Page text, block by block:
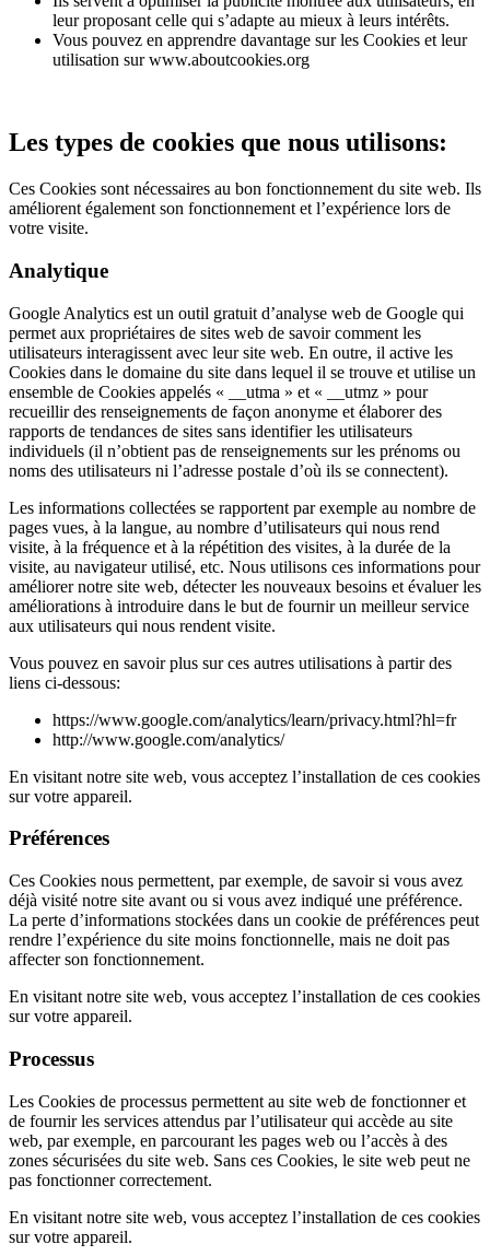
leur proposant celle qui s’adapte au mieux à leurs intérêts.
Vous pouvez en apprendre davantage sur les Cookies et leur
utilisation sur www.aboutcookies.org
Les types de cookies que nous utilisons:
Ces Cookies sont nécessaires au bon fonctionnement du site web. Ils
améliorent également son fonctionnement et l’expérience lors de
votre visite.
Analytique
Google Analytics est un outil gratuit d’analyse web de Google qui
permet aux propriétaires de sites web de savoir comment les
utilisateurs interagissent avec leur site web. En outre, il active les
Cookies dans le domaine du site dans lequel il se trouve et utilise un
ensemble de Cookies appelés « __utma » et « __utmz » pour
recueillir des renseignements de façon anonyme et élaborer des
rapports de tendances de sites sans identifier les utilisateurs
individuels (il n’obtient pas de renseignements sur les prénoms ou
noms des utilisateurs ni l’adresse postale d’où ils se connectent).
Les informations collectées se rapportent par exemple au nombre de
pages vues, à la langue, au nombre d’utilisateurs qui nous rend
visite, à la fréquence et à la répétition des visites, à la durée de la
visite, au navigateur utilisé, etc. Nous utilisons ces informations pour
améliorer notre site web, détecter les nouveaux besoins et évaluer les
améliorations à introduire dans le but de fournir un meilleur service
aux utilisateurs qui nous rendent visite.
Vous pouvez en savoir plus sur ces autres utilisations à partir des
liens ci-dessous:
https://www.google.com/analytics/learn/privacy.html?hl=fr
http://www.google.com/analytics/
En visitant notre site web, vous acceptez l’installation de ces cookies
sur votre appareil.
Préférences
Ces Cookies nous permettent, par exemple, de savoir si vous avez
déjà visité notre site avant ou si vous avez indiqué une préférence.
La perte d’informations stockées dans un cookie de préférences peut
rendre l’expérience du site moins fonctionnelle, mais ne doit pas
affecter son fonctionnement.
En visitant notre site web, vous acceptez l’installation de ces cookies
sur votre appareil.
Processus
Les Cookies de processus permettent au site web de fonctionner et
de fournir les services attendus par l’utilisateur qui accède au site
web, par exemple, en parcourant les pages web ou l’accès à des
zones sécurisées du site web. Sans ces Cookies, le site web peut ne
pas fonctionner correctement.
En visitant notre site web, vous acceptez l’installation de ces cookies
sur votre appareil.